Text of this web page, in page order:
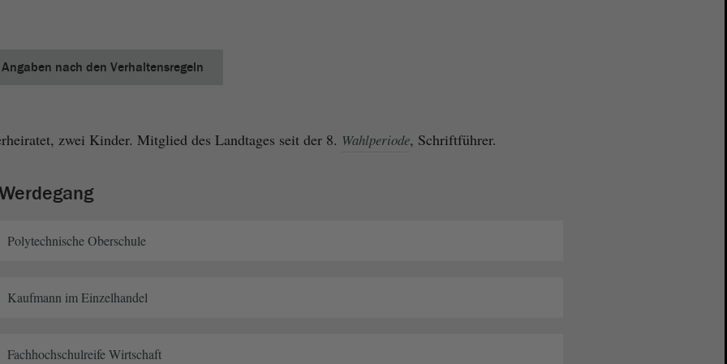
Angaben nach den Verhaltensregeln
zwei Kinder. Mitglied des Landtages seit der 8. Wahlperiode, Schriftführer.
Polytechnische Oberschule
Kaufmann im Einzelhandel
Fachhochschulreife Wirtschaft